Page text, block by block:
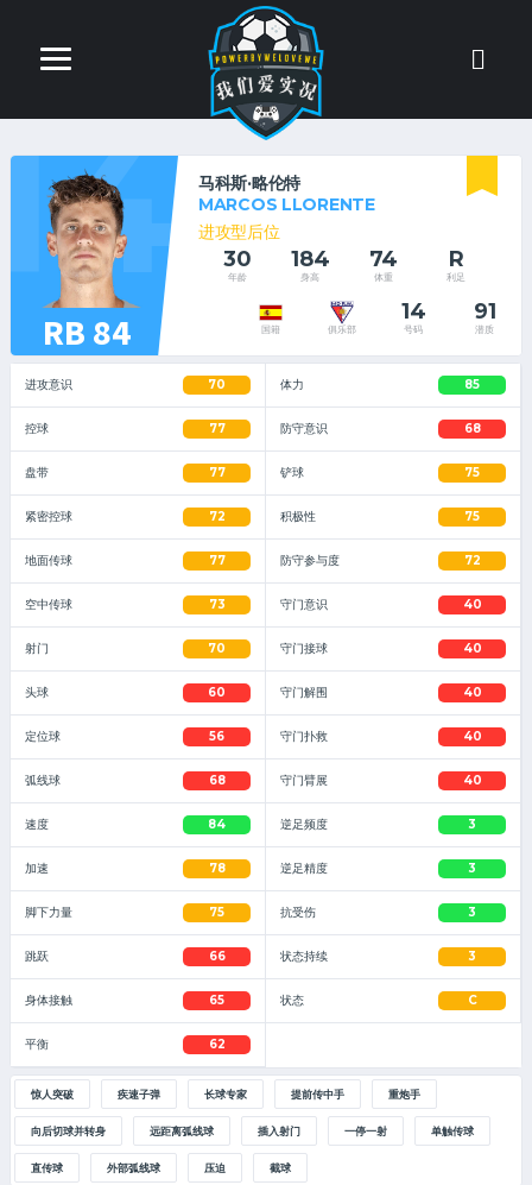
RB 84
马科斯·略伦特
MARCOS LLORENTE
进攻型后位
30
年龄
184
身高
74
体重
R
利足
国籍 俱乐部
14
号码
91
潜质
进攻意识 70
控球 77
盘带 77
紧密控球 72
地面传球 77
空中传球 73
射门 70
头球 60
定位球 56
弧线球 68
速度 84
加速 78
脚下力量 75
跳跃 66
身体接触 65
平衡 62
体力 85
防守意识 68
铲球 75
积极性 75
防守参与度 72
守门意识 40
守门接球 40
守门解围 40
守门扑救 40
守门臂展 40
逆足频度 3
逆足精度 3
抗受伤 3
状态持续 3
状态 C
惊人突破 疾速子弹 长球专家 提前传中手 重炮手
向后切球并转身 远距离弧线球 插入射门 一停一射 单触传球
直传球 外部弧线球 压迫 截球